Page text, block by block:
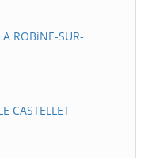
ROBiNE-SUR-
CASTELLET